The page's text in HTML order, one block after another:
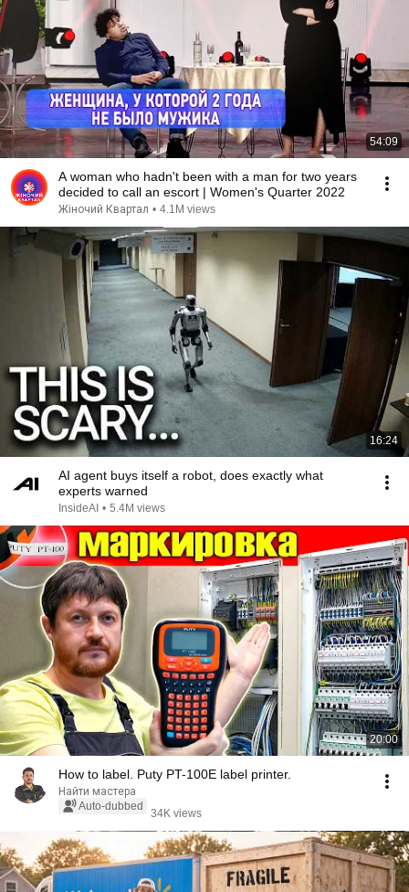
54:09
A woman who hadn't been with a man for two years
decided to call an escort | Women's Quarter 2022
Жіночий Квартал • 4.1M views
16:24
AI agent buys itself a robot, does exactly what
experts warned
InsideAI • 5.4M views
20:00
How to label. Puty PT-100E label printer.
Найти мастера
Auto-dubbed
34K views